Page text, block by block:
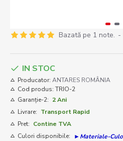
Bazată pe 1 note. -
IN STOC
Producator: ANTARES ROMÂNIA
Cod produs: TRIO-2
Garanție-2: 2 Ani
Livrare: Transport Rapid
Pret: Contine TVA
Culori disponibile:
►Materiale-